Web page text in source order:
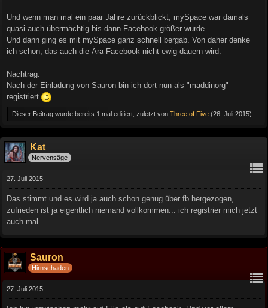
Und wenn man mal ein paar Jahre zurückblickt, mySpace war damals
quasi auch übermächtig bis dann Facebook größer wurde.
Und dann ging es mit mySpace ganz schnell bergab. Von daher denke
ich schon, das auch die Ära Facebook nicht ewig dauern wird.
Nachtrag:
Nach der Einladung von Sauron bin ich dort nun als "maddinorg"
registriert
Dieser Beitrag wurde bereits 1 mal editiert, zuletzt von Three of Five (26. Juli 2015)
Kat
Nervensäge
27. Juli 2015
Das stimmt und es wird ja auch schon genug über fb hergezogen,
zufrieden ist ja eigentlich niemand vollkommen... ich registrier mich jetzt
auch mal
Sauron
Hirnschaden
27. Juli 2015